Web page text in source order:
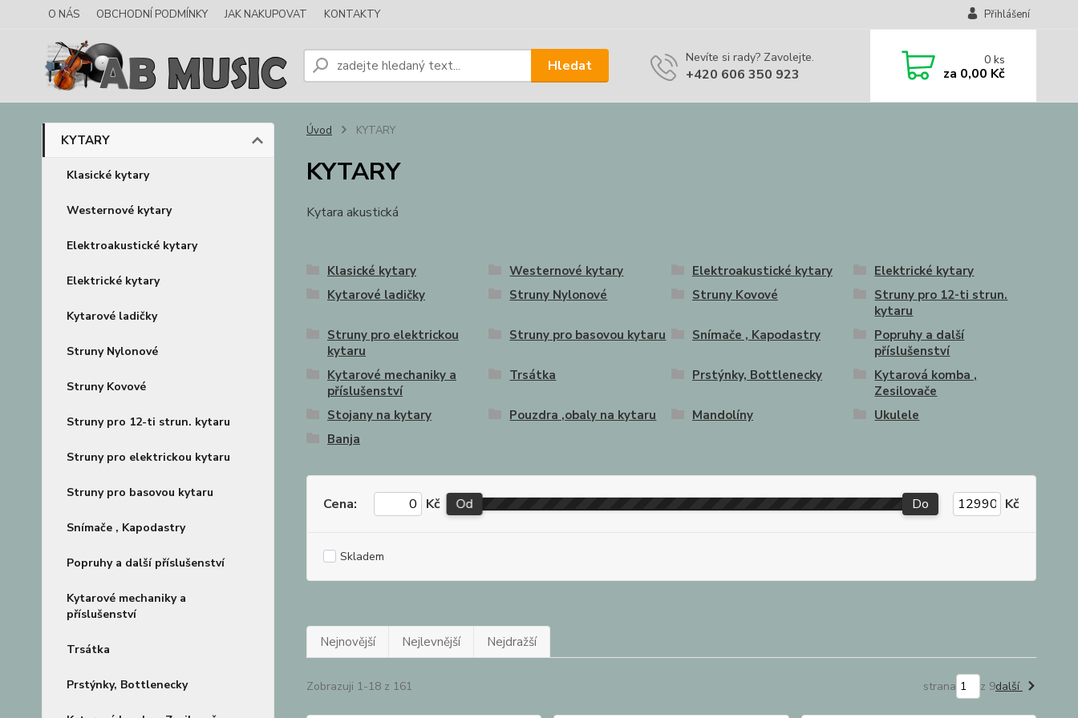
O NÁS OBCHODNÍ PODMÍNKY JAK NAKUPOVAT KONTAKTY Přihlášení
Hledat Nevíte si rady? Zavolejte.
+420 606 350 923
0ks
za 0,00 Kč
KYTARY
Klasické kytary
Westernové kytary
Elektroakustické kytary
Elektrické kytary
Kytarové ladičky
Struny Nylonové
Struny Kovové
Struny pro 12-ti strun. kytaru
Struny pro elektrickou kytaru
Struny pro basovou kytaru
Snímače , Kapodastry
Popruhy a další příslušenství
Kytarové mechaniky a
příslušenství
Trsátka
Prstýnky, Bottlenecky
Úvod KYTARY
KYTARY
Kytara akustická
Klasické kytary Westernové kytary Elektroakustické kytary
Elektrické kytary
Kytarové ladičky
Struny Nylonové Struny Kovové
Struny pro 12-ti strun.
kytaru
Struny pro elektrickou
kytaru
Struny pro basovou kytaru Snímače , Kapodastry
Popruhy a další
příslušenství
Kytarové mechaniky a
příslušenství
Trsátka Prstýnky, Bottlenecky
Kytarová komba ,
Zesilovače
Stojany na kytary
Pouzdra ,obaly na kytaru Mandolíny
Ukulele
Banja
Cena: Kč Od Do Kč
Skladem
Nejnovější Nejlevnější Nejdražší
Zobrazuji 1-18 z 161 strana z 9další